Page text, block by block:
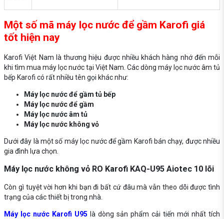
Một số mã máy lọc nước để gầm Karofi giá
tốt hiện nay
Karofi Việt Nam là thương hiệu được nhiều khách hàng nhớ đến mỗi
khi tìm mua máy lọc nước tại Việt Nam. Các dòng máy lọc nước âm tủ
bếp Karofi có rất nhiều tên gọi khác như:
Máy lọc nước để gầm tủ bếp
Máy lọc nước để gầm
Máy lọc nước âm tủ
Máy lọc nước không vỏ
Dưới đây là một số máy lọc nước để gầm Karofi bán chạy, được nhiều
gia đình lựa chọn.
Máy lọc nước không vỏ RO Karofi KAQ-U95 Aiotec 10 lõi
Còn gì tuyệt vời hơn khi bạn đi bất cứ đâu mà vẫn theo dõi được tình
trạng của các thiết bị trong nhà.
Máy lọc nước Karofi U95 là dòng sản phẩm cải tiến mới nhất tích